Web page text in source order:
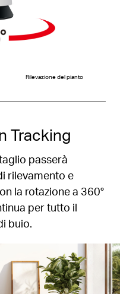
Rilevazione del pianto
Tracking
passerà
rilevamento e
la rotazione a 360°
per tutto il
buio.